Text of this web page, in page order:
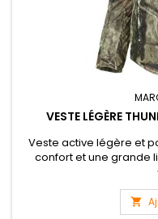
VESTE LÉGÈRE
Veste active légère et
confort et une grande
conception
poche poitrine / 2
de
